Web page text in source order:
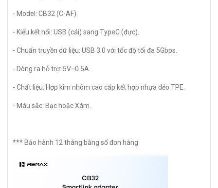
- Model: CB32 (C-AF).
- Kiểu kết nối: USB (cái) sang TypeC (đực).
- Chuẩn truyền dữ liệu: USB 3.0 với tốc độ tối đa 5Gbps.
- Dòng ra hỗ trợ: 5V⎓0.5A.
- Chất liệu: Hợp kim nhôm cao cấp kết hợp nhựa dẻo TPE.
- Màu sắc: Bạc hoặc Xám.
*** Bảo hành 12 tháng bằng số đơn hàng